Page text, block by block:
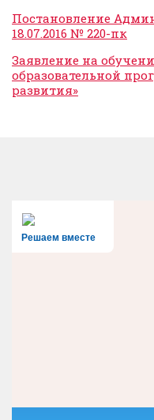
Постановление
18.07.2016 № 220-пк
Заявление на
образовательной
развития»
Решаем вместе